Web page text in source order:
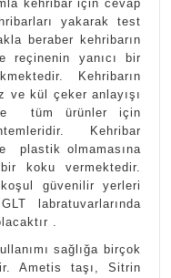
kehribar için cevap
yakarak test
beraber kehribarın
reçinenin yanıcı bir
Kehribarın
ve kül çeker anlayışı
tüm ürünler için
Kehribar
plastik olmamasına
koku vermektedir.
güvenilir yerleri
labratuvarlarında
.
sağlığa birçok
Ametis taşı, Sitrin